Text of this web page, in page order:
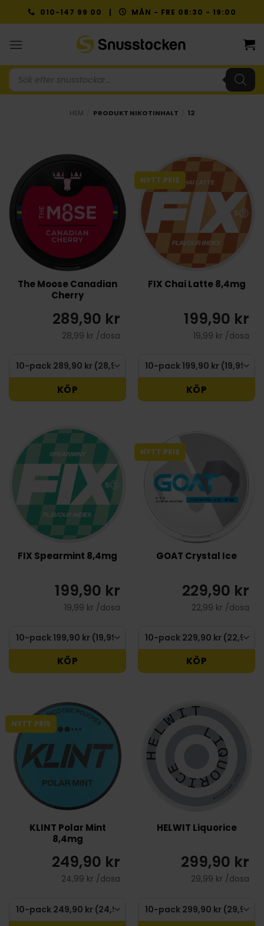
to
010-147 99 00 | MÅN - FRE 08:30 - 19:00
Produktsökning
HEM PRODUKT NIKOTINHALT 12
The Moose Canadian
Cherry
289,90 kr
28,99 kr /dosa
KÖP
NYTT PRIS
FIX Chai Latte 8,4mg
199,90 kr
19,99 kr /dosa
KÖP
FIX Spearmint 8,4mg
199,90 kr
19,99 kr /dosa
KÖP
NYTT PRIS
GOAT Crystal Ice
229,90 kr
22,99 kr /dosa
KÖP
NYTT PRIS
KLINT Polar Mint
8,4mg
249,90 kr
24,99 kr /dosa
HELWIT Liquorice
299,90 kr
29,99 kr /dosa